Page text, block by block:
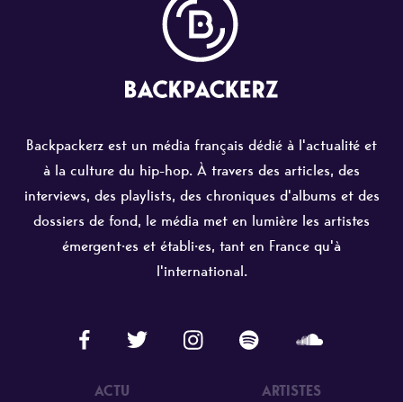
Backpackerz est un média français dédié à l'actualité et
à la culture du hip-hop. À travers des articles, des
interviews, des playlists, des chroniques d'albums et des
dossiers de fond, le média met en lumière les artistes
émergent·es et établi·es, tant en France qu'à
l'international.
ACTU ARTISTES